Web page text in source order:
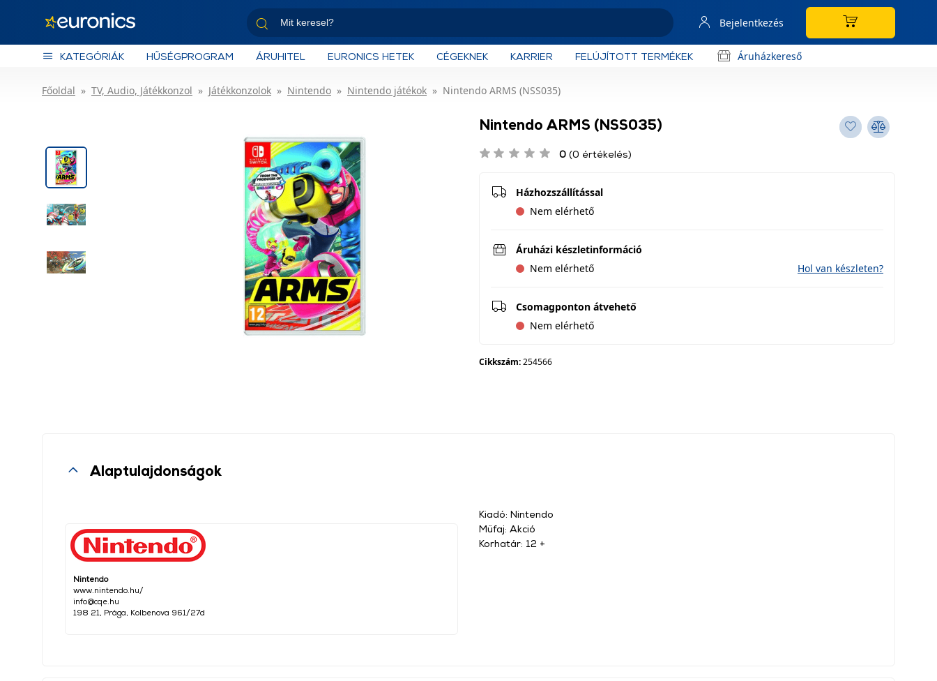
Bejelentkezés
KATEGÓRIÁK HŰSÉGPROGRAM ÁRUHITEL EURONICS HETEK CÉGEKNEK KARRIER FELÚJÍTOTT TERMÉKEK Áruházkereső
Főoldal TV, Audio, Játékkonzol Játékkonzolok Nintendo Nintendo játékok Nintendo ARMS (NSS035)
Nintendo ARMS (NSS035)
0 (0 értékelés)
Házhozszállítással
Nem elérhető
Áruházi készletinformáció
Nem elérhető
Hol van készleten?
Csomagponton átvehető
Nem elérhető
Cikkszám:254566
Alaptulajdonságok
Nintendo
www.nintendo.hu/
info@cqe.hu
198 21, Prága, Kolbenova 961/27d
Kiadó: Nintendo
Műfaj: Akció
Korhatár: 12 +